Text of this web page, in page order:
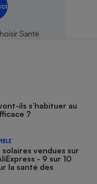
ils s’habituer au
?
vendues sur
- 9 sur 10
la santé des